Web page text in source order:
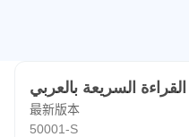
您将能够阅读更多帖子，
围的最新动态。
最新版本
50001-S